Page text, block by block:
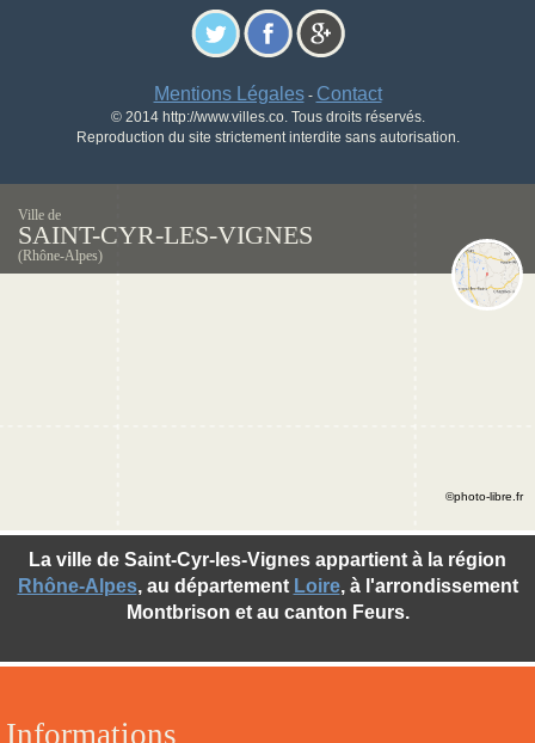
Mentions Légales- Contact
© 2014 http://www.villes.co. Tous droits réservés.
Reproduction du site strictement interdite sans autorisation.
Ville de
SAINT-CYR-LES-VIGNES
(Rhône-Alpes)
Informations
La ville de Saint-Cyr-les-Vignes appartient à la région
Rhône-Alpes, au département Loire, à l'arrondissement
Montbrison et au canton Feurs.
©photo-libre.fr